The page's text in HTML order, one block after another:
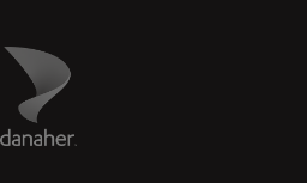
Danaher Logo